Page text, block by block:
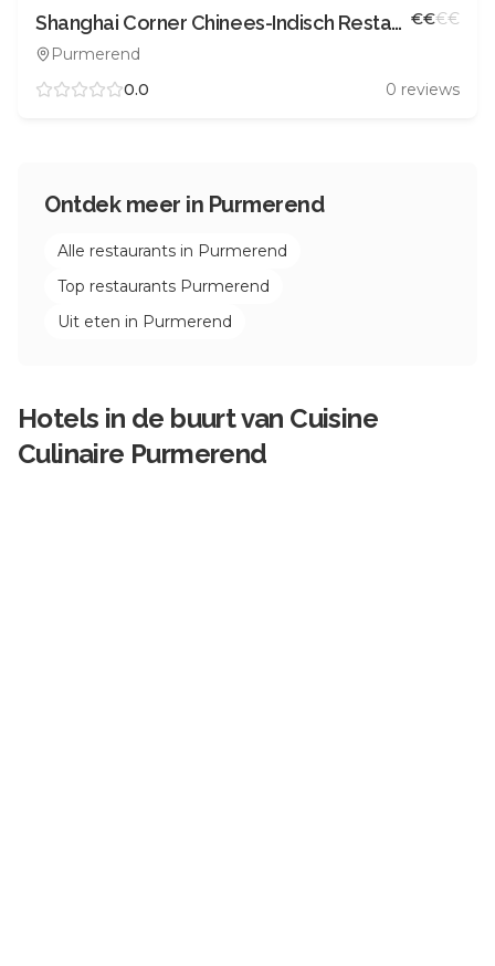
Shanghai Corner Chinees-Indisch Restaurant
Purmerend
€€€€
0.0 0 reviews
Ontdek meer in Purmerend
Alle restaurants in Purmerend
Top restaurants Purmerend
Uit eten in Purmerend
Hotels in de buurt van Cuisine
Culinaire Purmerend